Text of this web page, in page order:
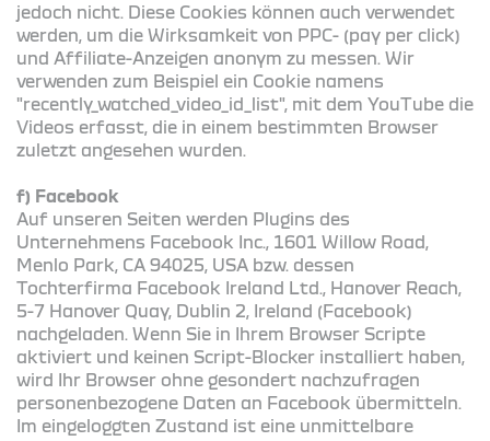
jedoch nicht. Diese Cookies können auch verwendet
werden, um die Wirksamkeit von PPC- (pay per click)
und Affiliate-Anzeigen anonym zu messen. Wir
verwenden zum Beispiel ein Cookie namens
"recently_watched_video_id_list", mit dem YouTube die
Videos erfasst, die in einem bestimmten Browser
zuletzt angesehen wurden.
f) Facebook
Auf unseren Seiten werden Plugins des
Unternehmens Facebook Inc., 1601 Willow Road,
Menlo Park, CA 94025, USA bzw. dessen
Tochterfirma Facebook Ireland Ltd., Hanover Reach,
5-7 Hanover Quay, Dublin 2, Ireland (Facebook)
nachgeladen. Wenn Sie in Ihrem Browser Scripte
aktiviert und keinen Script-Blocker installiert haben,
wird Ihr Browser ohne gesondert nachzufragen
personenbezogene Daten an Facebook übermitteln.
Im eingeloggten Zustand ist eine unmittelbare